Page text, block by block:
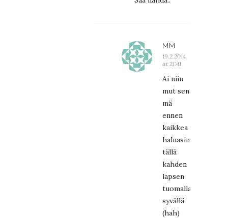
MM
19.2.2014
at 21:41
Ai niin
mut sen
mä
ennen
kaikkea
haluasin
tällä
kahden
lapsen
tuomalla
syvällä
(hah)